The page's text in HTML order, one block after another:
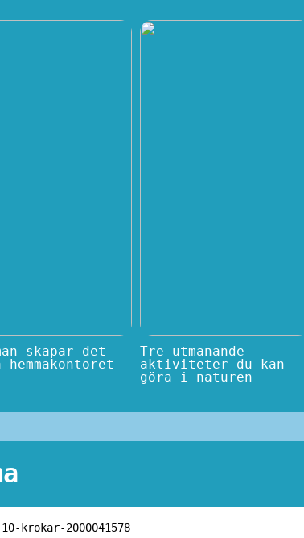
skapar det
hemmakontoret
Tre utmanande
aktiviteter du kan
göra i naturen
krokar-2000041578